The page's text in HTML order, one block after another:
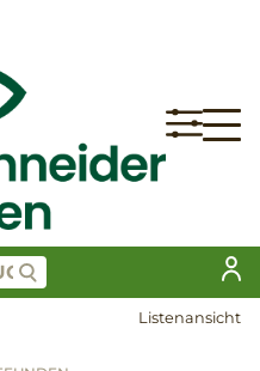
Listenansicht